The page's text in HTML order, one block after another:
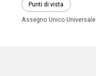
Punti di vista
Assegno Unico Universale